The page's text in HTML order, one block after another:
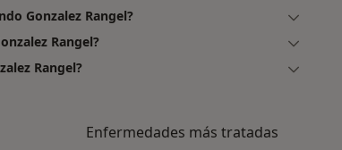
Gonzalez Rangel?
Rangel?
Rangel?
Enfermedades más tratadas